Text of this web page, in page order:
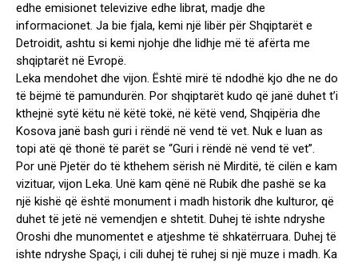
edhe emisionet televizive edhe librat, madje dhe
informacionet. Ja bie fjala, kemi një libër për Shqiptarët e
Detroidit, ashtu si kemi njohje dhe lidhje më të afërta me
shqiptarët në Evropë.
Leka mendohet dhe vijon. Është mirë të ndodhë kjo dhe ne do
të bëjmë të pamundurën. Por shqiptarët kudo që janë duhet t’i
kthejnë sytë këtu në këtë tokë, në këtë vend, Shqipëria dhe
Kosova janë bash guri i rëndë në vend të vet. Nuk e luan as
topi atë që thonë të parët se “Guri i rëndë në vend të vet”.
Por unë Pjetër do të kthehem sërish në Mirditë, të cilën e kam
vizituar, vijon Leka. Unë kam qënë në Rubik dhe pashë se ka
një kishë që është monument i madh historik dhe kulturor, që
duhet të jetë në vemendjen e shtetit. Duhej të ishte ndryshe
Oroshi dhe munomentet e atjeshme të shkatërruara. Duhej të
ishte ndryshe Spaçi, i cili duhej të ruhej si një muze i madh. Ka